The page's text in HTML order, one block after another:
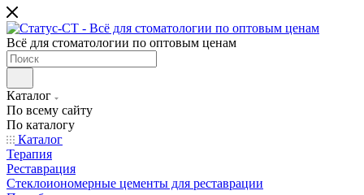
Всё для стоматологии по оптовым ценам
Каталог
По всему сайту
По каталогу
Каталог
Терапия
Реставрация
Стеклоиономерные цементы для реставрации